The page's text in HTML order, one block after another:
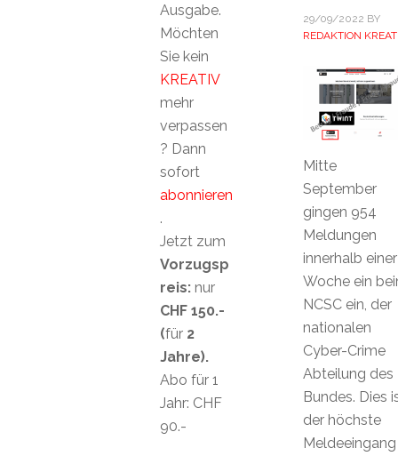
29/09/2022 BY
REDAKTION
Mitte
September
gingen 954
Meldungen
innerhalb einer
Woche ein
NCSC ein, der
nationalen
Cyber-Crime
Abteilung des
Bundes. Dies
der höchste
Meldeeingang
Ausgabe.
Möchten
Sie kein
KREATIV
mehr
verpassen
? Dann
sofort
abonnieren
.
Jetzt zum
Vorzugsp
reis: nur
CHF 150.-
(für 2
Jahre).
Abo für 1
Jahr: CHF
90.-